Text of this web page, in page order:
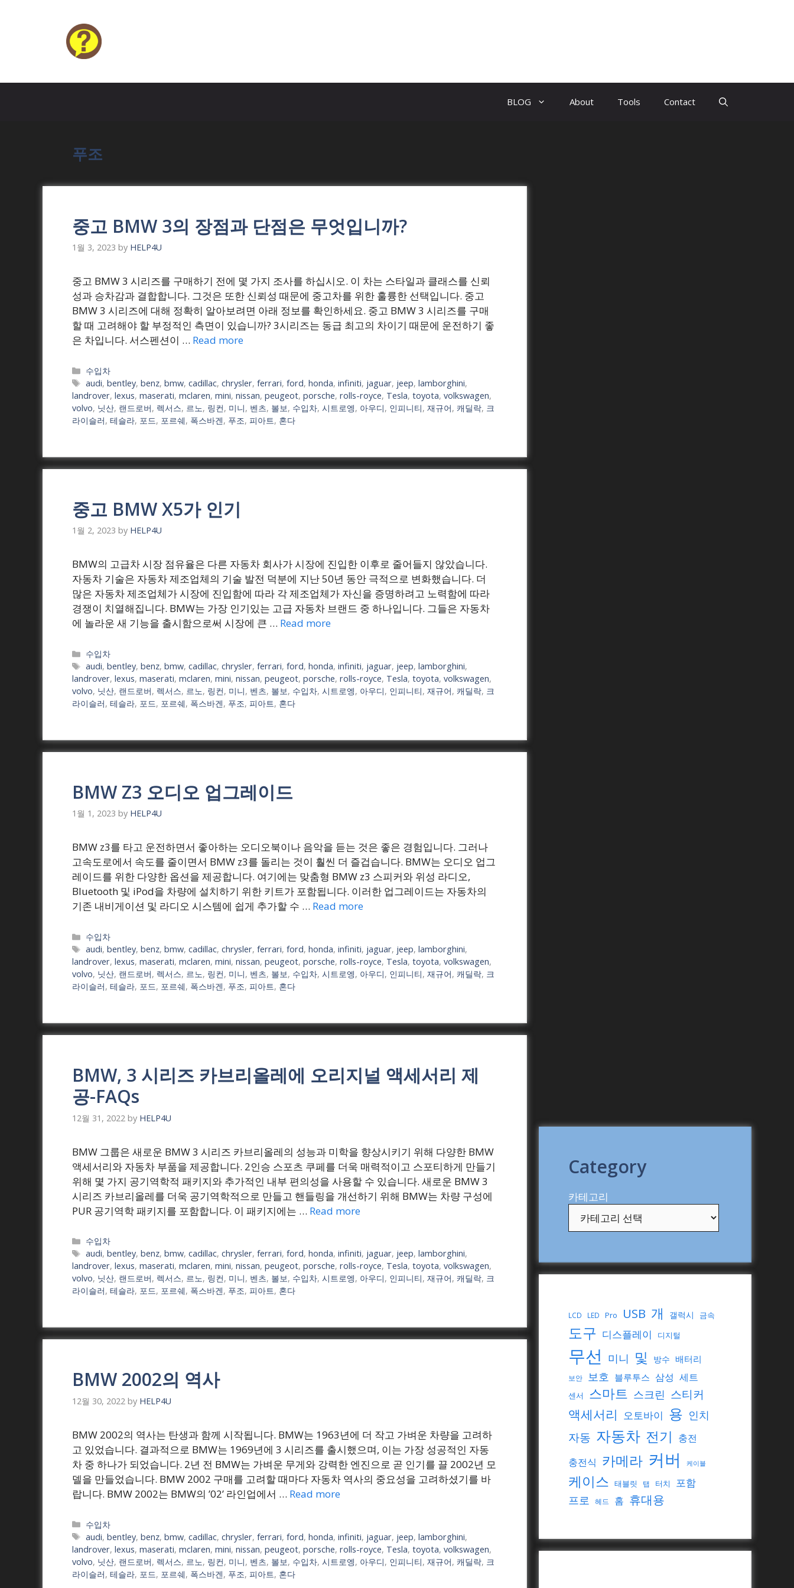
BLOG About Tools Contact
푸조
중고 BMW 3의 장점과 단점은 무엇입니까?
1월 3, 2023 by HELP4U
중고 BMW 3 시리즈를 구매하기 전에 몇 가지 조사를 하십시오. 이 차는 스타일과 클래스를 신뢰
성과 승차감과 결합합니다. 그것은 또한 신뢰성 때문에 중고차를 위한 훌륭한 선택입니다. 중고
BMW 3 시리즈에 대해 정확히 알아보려면 아래 정보를 확인하세요. 중고 BMW 3 시리즈를 구매
할 때 고려해야 할 부정적인 측면이 있습니까? 3시리즈는 동급 최고의 차이기 때문에 운전하기 좋
은 차입니다. 서스펜션이 … Read more
Categories
수입차
Tags
audi,bentley,benz,bmw,cadillac,chrysler,ferrari,ford,honda,infiniti, jaguar, jeep,lamborghini,
landrover, lexus, maserati, mclaren, mini, nissan, peugeot, porsche, rolls-royce, Tesla, toyota, volkswagen,
volvo, 닛산, 랜드로버, 렉서스, 르노, 링컨, 미니, 벤츠, 볼보, 수입차, 시트로엥, 아우디, 인피니티, 재규어, 캐딜락, 크
라이슬러, 테슬라, 포드, 포르쉐, 폭스바겐, 푸조, 피아트, 혼다
중고 BMW X5가 인기
1월 2, 2023 by HELP4U
BMW의 고급차 시장 점유율은 다른 자동차 회사가 시장에 진입한 이후로 줄어들지 않았습니다.
자동차 기술은 자동차 제조업체의 기술 발전 덕분에 지난 50년 동안 극적으로 변화했습니다. 더
많은 자동차 제조업체가 시장에 진입함에 따라 각 제조업체가 자신을 증명하려고 노력함에 따라
경쟁이 치열해집니다. BMW는 가장 인기있는 고급 자동차 브랜드 중 하나입니다. 그들은 자동차
에 놀라운 새 기능을 출시함으로써 시장에 큰 … Read more
Categories
수입차
Tags
audi,bentley,benz,bmw,cadillac,chrysler,ferrari,ford,honda,infiniti, jaguar, jeep,lamborghini,
landrover, lexus, maserati, mclaren, mini, nissan, peugeot, porsche, rolls-royce, Tesla, toyota, volkswagen,
volvo, 닛산, 랜드로버, 렉서스, 르노, 링컨, 미니, 벤츠, 볼보, 수입차, 시트로엥, 아우디, 인피니티, 재규어, 캐딜락, 크
라이슬러, 테슬라, 포드, 포르쉐, 폭스바겐, 푸조, 피아트, 혼다
BMW Z3 오디오 업그레이드
1월 1, 2023 by HELP4U
BMW z3를 타고 운전하면서 좋아하는 오디오북이나 음악을 듣는 것은 좋은 경험입니다. 그러나
고속도로에서 속도를 줄이면서 BMW z3를 돌리는 것이 훨씬 더 즐겁습니다. BMW는 오디오 업그
레이드를 위한 다양한 옵션을 제공합니다. 여기에는 맞춤형 BMW z3 스피커와 위성 라디오,
Bluetooth 및 iPod을 차량에 설치하기 위한 키트가 포함됩니다. 이러한 업그레이드는 자동차의
기존 내비게이션 및 라디오 시스템에 쉽게 추가할 수 … Read more
Categories
수입차
Tags
audi,bentley,benz,bmw,cadillac,chrysler,ferrari,ford,honda,infiniti, jaguar, jeep,lamborghini,
landrover, lexus, maserati, mclaren, mini, nissan, peugeot, porsche, rolls-royce, Tesla, toyota, volkswagen,
volvo, 닛산, 랜드로버, 렉서스, 르노, 링컨, 미니, 벤츠, 볼보, 수입차, 시트로엥, 아우디, 인피니티, 재규어, 캐딜락, 크
라이슬러, 테슬라, 포드, 포르쉐, 폭스바겐, 푸조, 피아트, 혼다
BMW, 3 시리즈 카브리올레에 오리지널 액세서리 제
공-FAQs
12월 31, 2022 by HELP4U
BMW 그룹은 새로운 BMW 3 시리즈 카브리올레의 성능과 미학을 향상시키기 위해 다양한 BMW
액세서리와 자동차 부품을 제공합니다. 2인승 스포츠 쿠페를 더욱 매력적이고 스포티하게 만들기
위해 몇 가지 공기역학적 패키지와 추가적인 내부 편의성을 사용할 수 있습니다. 새로운 BMW 3
시리즈 카브리올레를 더욱 공기역학적으로 만들고 핸들링을 개선하기 위해 BMW는 차량 구성에
PUR 공기역학 패키지를 포함합니다. 이 패키지에는 … Read more
Categories
수입차
Tags
audi,bentley,benz,bmw,cadillac,chrysler,ferrari,ford,honda,infiniti, jaguar, jeep,lamborghini,
landrover, lexus, maserati, mclaren, mini, nissan, peugeot, porsche, rolls-royce, Tesla, toyota, volkswagen,
volvo, 닛산, 랜드로버, 렉서스, 르노, 링컨, 미니, 벤츠, 볼보, 수입차, 시트로엥, 아우디, 인피니티, 재규어, 캐딜락, 크
라이슬러, 테슬라, 포드, 포르쉐, 폭스바겐, 푸조, 피아트, 혼다
BMW 2002의 역사
12월 30, 2022 by HELP4U
BMW 2002의 역사는 탄생과 함께 시작됩니다. BMW는 1963년에 더 작고 가벼운 차량을 고려하
고 있었습니다. 결과적으로 BMW는 1969년에 3 시리즈를 출시했으며, 이는 가장 성공적인 자동
차 중 하나가 되었습니다. 2년 전 BMW는 가벼운 무게와 강력한 엔진으로 곧 인기를 끌 2002년 모
델을 만들었습니다. BMW 2002 구매를 고려할 때마다 자동차 역사의 중요성을 고려하셨기를 바
랍니다. BMW 2002는 BMW의 ’02’ 라인업에서 … Read more
Categories
수입차
Tags
audi,bentley,benz,bmw,cadillac,chrysler,ferrari,ford,honda,infiniti, jaguar, jeep,lamborghini,
landrover, lexus, maserati, mclaren, mini, nissan, peugeot, porsche, rolls-royce, Tesla, toyota, volkswagen,
volvo, 닛산, 랜드로버, 렉서스, 르노, 링컨, 미니, 벤츠, 볼보, 수입차, 시트로엥, 아우디, 인피니티, 재규어, 캐딜락, 크
라이슬러, 테슬라, 포드, 포르쉐, 폭스바겐, 푸조, 피아트, 혼다
Category
카테고리
LCD LED Pro USB 개 갤럭시 금속
도구 디스플레이 디지털
무선 미니 및 방수 배터리
보안 보호 블루투스 삼성 세트
센서 스마트 스크린 스티커
액세서리 오토바이 용 인치
자동 자동차 전기 충전
충전식 카메라 커버 케이블
케이스 태블릿 탭 터치 포함
프로 헤드 홈 휴대용